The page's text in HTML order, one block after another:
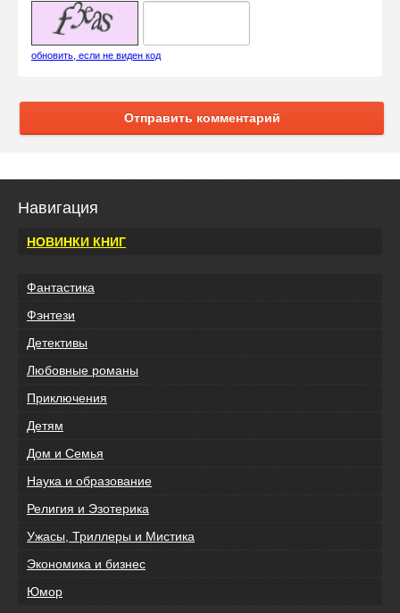
обновить, если не виден код
Отправить комментарий
Навигация
НОВИНКИ КНИГ
Фантастика
Фэнтези
Детективы
Любовные романы
Приключения
Детям
Дом и Семья
Наука и образование
Религия и Эзотерика
Ужасы, Триллеры и Мистика
Экономика и бизнес
Юмор